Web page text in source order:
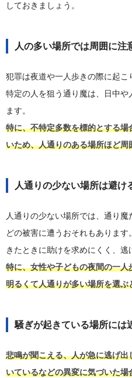
しておきましょう。
人の多い場所では周囲に注
犯罪は夜道や一人歩きの際に起
特定の人を狙う通り魔は、日中
ます。
特に、不特定多数を標的とする
いため、人通りのある場所ほど
人通りの少ない場所は避け
人通りの少ない場所では、通り
どの被害に遭うおそれもありま
きたときに助けを求めにくく、逃
特に、女性や子どもの夜間の一
明るくて人通りが多い場所を選ぶ
騒ぎが起きている場所には
悲鳴が聞こえる、人が急に逃げ
いているなどの異変に気づいた